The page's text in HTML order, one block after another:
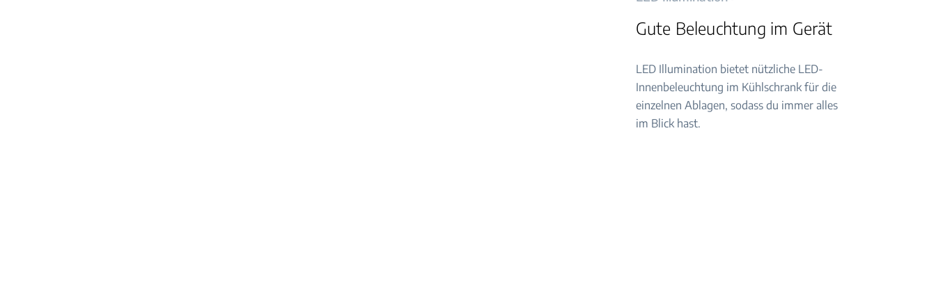
Gute Beleuchtung im Gerät
LED Illumination bietet nützliche LED-
Innenbeleuchtung im Kühlschrank für die
einzelnen Ablagen, sodass du immer alles
im Blick hast.